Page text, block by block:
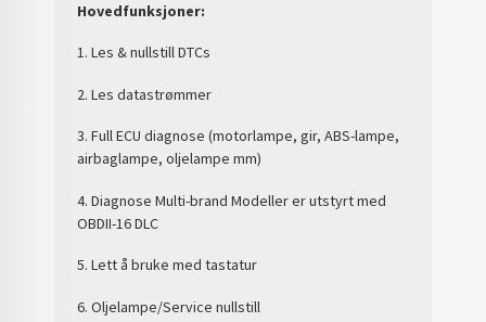
Hovedfunksjoner:
1. Les & nullstill DTCs
2. Les datastrømmer
3. Full ECU diagnose (motorlampe, gir, ABS-lampe,
airbaglampe, oljelampe mm)
4. Diagnose Multi-brand Modeller er utstyrt med
OBDII-16 DLC
5. Lett å bruke med tastatur
6. Oljelampe/Service nullstill